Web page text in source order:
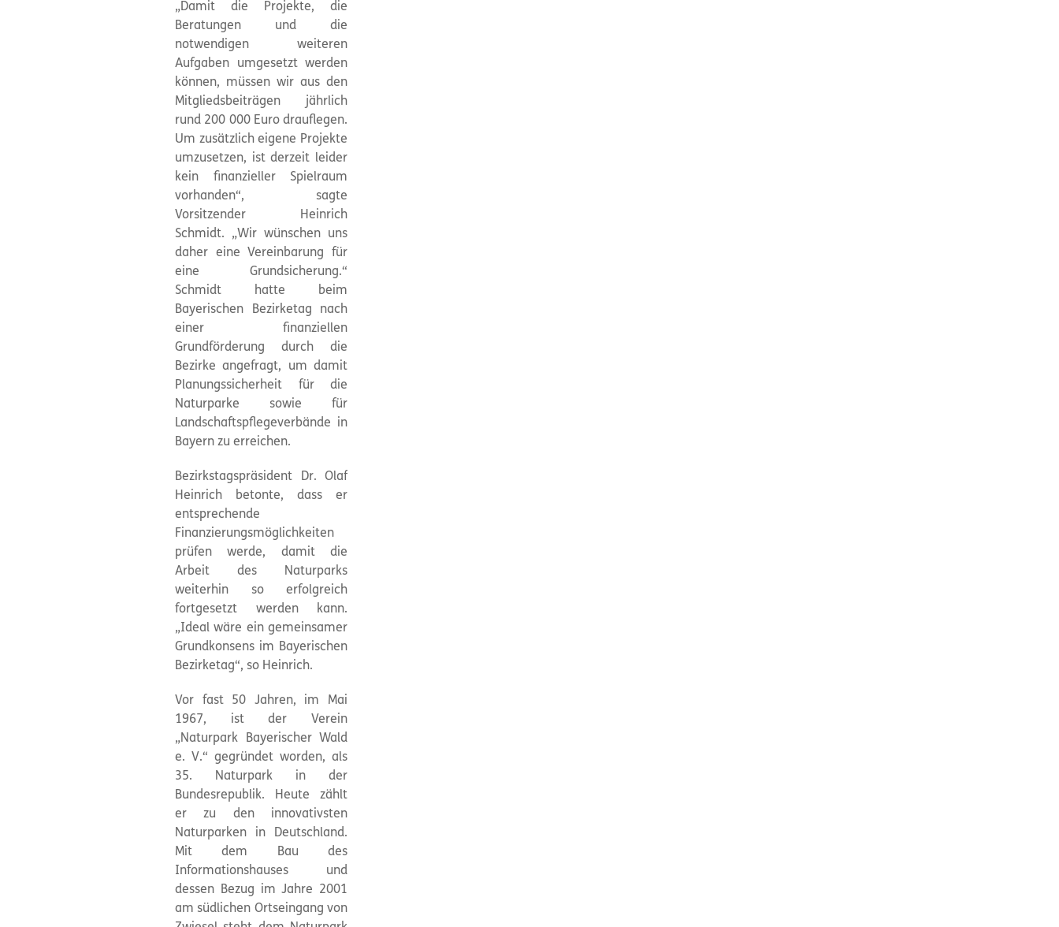
„Damit die Projekte, die
Beratungen und die
notwendigen weiteren
Aufgaben umgesetzt werden
können, müssen wir aus den
Mitgliedsbeiträgen jährlich
rund 200 000 Euro drauflegen.
Um zusätzlich eigene Projekte
umzusetzen, ist derzeit leider
kein finanzieller Spielraum
vorhanden“, sagte
Vorsitzender Heinrich
Schmidt. „Wir wünschen uns
daher eine Vereinbarung für
eine Grundsicherung.“
Schmidt hatte beim
Bayerischen Bezirketag nach
einer finanziellen
Grundförderung durch die
Bezirke angefragt, um damit
Planungssicherheit für die
Naturparke sowie für
Landschaftspflegeverbände in
Bayern zu erreichen.
Bezirkstagspräsident Dr. Olaf
Heinrich betonte, dass er
entsprechende
Finanzierungsmöglichkeiten
prüfen werde, damit die
Arbeit des Naturparks
weiterhin so erfolgreich
fortgesetzt werden kann.
„Ideal wäre ein gemeinsamer
Grundkonsens im Bayerischen
Bezirketag“, so Heinrich.
Vor fast 50 Jahren, im Mai
1967, ist der Verein
„Naturpark Bayerischer Wald
e. V.“ gegründet worden, als
35.
Naturpark in der
Bundesrepublik. Heute zählt
er zu den innovativsten
Naturparken in Deutschland.
Mit dem Bau des
Informationshauses und
dessen Bezug im Jahre 2001
am südlichen Ortseingang von